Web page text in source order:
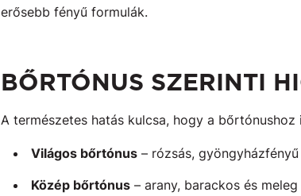
erősebb fényű formulák.
BŐRTÓNUS SZERINTI
A természetes hatás kulcsa, hogy a
Világos bőrtónus – rózsás,
Közép bőrtónus – arany, barackos és